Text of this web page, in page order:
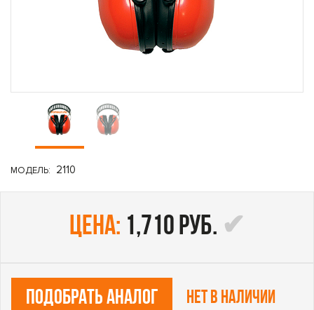
МОДЕЛЬ: 2110
цена: 1,710 руб.
ПОДОБРАТЬ АНАЛОГ Нет в наличии